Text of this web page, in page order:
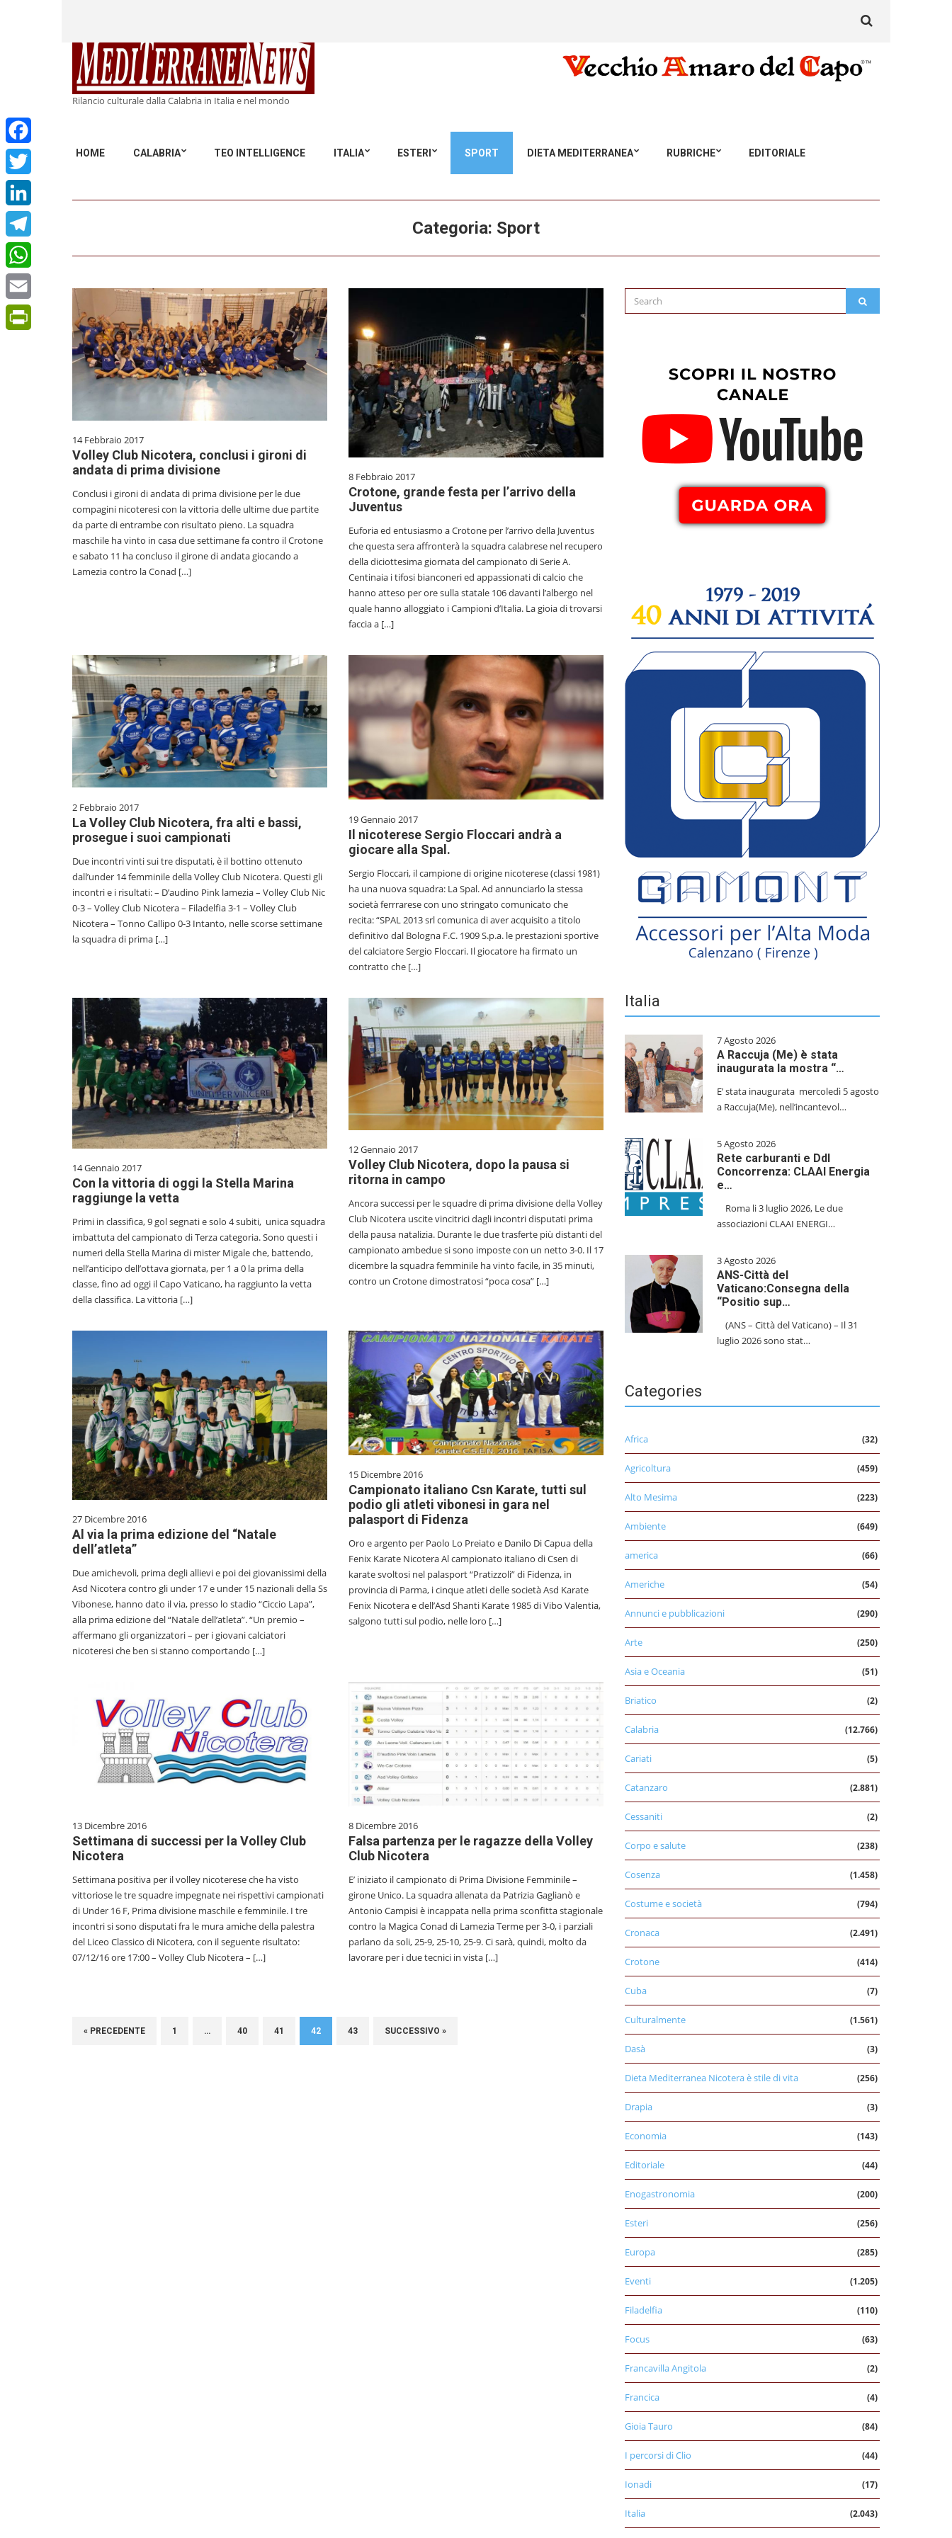
Rilancio culturale dalla Calabria in Italia e nel mondo
HOME CALABRIA TEO INTELLIGENCE ITALIA ESTERI SPORT DIETA MEDITERRANEA RUBRICHE EDITORIALE
for:
Facebook
Twitter
LinkedIn
Telegram
WhatsApp
Email
Categoria: Sport
14 Febbraio 2017
Volley Club Nicotera, conclusi i gironi di
andata di prima divisione
Conclusi i gironi di andata di prima divisione per le due
compagini nicoteresi con la vittoria delle ultime due partite
da parte di entrambe con risultato pieno. La squadra
maschile ha vinto in casa due settimane fa contro il Crotone
e sabato 11 ha concluso il girone di andata giocando a
Lamezia contro la Conad […]
8 Febbraio 2017
Crotone, grande festa per l’arrivo della
Juventus
Euforia ed entusiasmo a Crotone per l’arrivo della Juventus
che questa sera affronterà la squadra calabrese nel recupero
della diciottesima giornata del campionato di Serie A.
Centinaia i tifosi bianconeri ed appassionati di calcio che
hanno atteso per ore sulla statale 106 davanti l’albergo nel
quale hanno alloggiato i Campioni d’Italia. La gioia di trovarsi
faccia a […]
2 Febbraio 2017
La Volley Club Nicotera, fra alti e bassi,
prosegue i suoi campionati
Due incontri vinti sui tre disputati, è il bottino ottenuto
dall’under 14 femminile della Volley Club Nicotera. Questi gli
incontri e i risultati: – D’audino Pink lamezia – Volley Club Nic
0-3 – Volley Club Nicotera – Filadelfia 3-1 – Volley Club
Nicotera – Tonno Callipo 0-3 Intanto, nelle scorse settimane
la squadra di prima […]
19 Gennaio 2017
Il nicoterese Sergio Floccari andrà a
giocare alla Spal.
Sergio Floccari, il campione di origine nicoterese (classi 1981)
ha una nuova squadra: La Spal. Ad annunciarlo la stessa
società ferrrarese con uno stringato comunicato che
recita: “SPAL 2013 srl comunica di aver acquisito a titolo
definitivo dal Bologna F.C. 1909 S.p.a. le prestazioni sportive
del calciatore Sergio Floccari. Il giocatore ha firmato un
contratto che […]
14 Gennaio 2017
Con la vittoria di oggi la Stella Marina
raggiunge la vetta
Primi in classifica, 9 gol segnati e solo 4 subiti, unica squadra
imbattuta del campionato di Terza categoria. Sono questi i
numeri della Stella Marina di mister Migale che, battendo,
nell’anticipo dell’ottava giornata, per 1 a 0 la prima della
classe, fino ad oggi il Capo Vaticano, ha raggiunto la vetta
della classifica. La vittoria […]
12 Gennaio 2017
Volley Club Nicotera, dopo la pausa si
ritorna in campo
Ancora successi per le squadre di prima divisione della Volley
Club Nicotera uscite vincitrici dagli incontri disputati prima
della pausa natalizia. Durante le due trasferte più distanti del
campionato ambedue si sono imposte con un netto 3-0. Il 17
dicembre la squadra femminile ha vinto facile, in 35 minuti,
contro un Crotone dimostratosi “poca cosa” […]
27 Dicembre 2016
Al via la prima edizione del “Natale
dell’atleta”
Due amichevoli, prima degli allievi e poi dei giovanissimi della
Asd Nicotera contro gli under 17 e under 15 nazionali della Ss
Vibonese, hanno dato il via, presso lo stadio “Ciccio Lapa”,
alla prima edizione del “Natale dell’atleta”. “Un premio –
affermano gli organizzatori – per i giovani calciatori
nicoteresi che ben si stanno comportando […]
15 Dicembre 2016
Campionato italiano Csn Karate, tutti sul
podio gli atleti vibonesi in gara nel
palasport di Fidenza
Oro e argento per Paolo Lo Preiato e Danilo Di Capua della
Fenix Karate Nicotera Al campionato italiano di Csen di
karate svoltosi nel palasport “Pratizzoli” di Fidenza, in
provincia di Parma, i cinque atleti delle società Asd Karate
Fenix Nicotera e dell’Asd Shanti Karate 1985 di Vibo Valentia,
salgono tutti sul podio, nelle loro […]
13 Dicembre 2016
Settimana di successi per la Volley Club
Nicotera
Settimana positiva per il volley nicoterese che ha visto
vittoriose le tre squadre impegnate nei rispettivi campionati
di Under 16 F, Prima divisione maschile e femminile. I tre
incontri si sono disputati fra le mura amiche della palestra
del Liceo Classico di Nicotera, con il seguente risultato:
07/12/16 ore 17:00 – Volley Club Nicotera – […]
8 Dicembre 2016
Falsa partenza per le ragazze della Volley
Club Nicotera
E’ iniziato il campionato di Prima Divisione Femminile –
girone Unico. La squadra allenata da Patrizia Gaglianò e
Antonio Campisi è incappata nella prima sconfitta stagionale
contro la Magica Conad di Lamezia Terme per 3-0, i parziali
parlano da soli, 25-9, 25-10, 25-9. Ci sarà, quindi, molto da
lavorare per i due tecnici in vista […]
« PRECEDENTE 1 … 40 41 42 43 SUCCESSIVO »
Search
for:
Italia
7 Agosto 2026
A Raccuja (Me) è stata
inaugurata la mostra “…
E’ stata inaugurata mercoledì 5 agosto
a Raccuja(Me), nell’incantevol…
5 Agosto 2026
Rete carburanti e Ddl
Concorrenza: CLAAI Energia
e…
​Roma li 3 luglio 2026, Le due
associazioni CLAAI ENERGI…
3 Agosto 2026
ANS-Città del
Vaticano:Consegna della
“Positio sup…
(ANS – Città del Vaticano) – Il 31
luglio 2026 sono stat…
Categories
Africa (32)
Agricoltura (459)
Alto Mesima (223)
Ambiente (649)
america (66)
Americhe (54)
Annunci e pubblicazioni (290)
Arte (250)
Asia e Oceania (51)
Briatico (2)
Calabria (12.766)
Cariati (5)
Catanzaro (2.881)
Cessaniti (2)
Corpo e salute (238)
Cosenza (1.458)
Costume e società (794)
Cronaca (2.491)
Crotone (414)
Cuba (7)
Culturalmente (1.561)
Dasà (3)
Dieta Mediterranea Nicotera è stile di vita (256)
Drapia (3)
Economia (143)
Editoriale (44)
Enogastronomia (200)
Esteri (256)
Europa (285)
Eventi (1.205)
Filadelfia (110)
Focus (63)
Francavilla Angitola (2)
Francica (4)
Gioia Tauro (84)
I percorsi di Clio (44)
Ionadi (17)
Italia (2.043)